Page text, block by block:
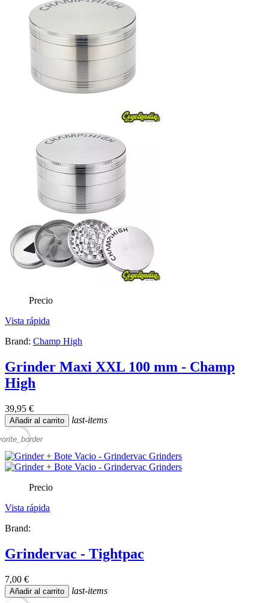
Precio
Vista rápida
Brand: Champ High
Grinder Maxi XXL 100 mm - Champ
High
39,95 €
Añadir al carrito last-items
Precio
Vista rápida
Brand:
Grindervac - Tightpac
7,00 €
Añadir al carrito last-items